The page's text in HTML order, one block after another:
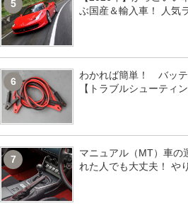
5
ぶ国産＆輸入車！ 人気
6
わかれば簡単！ バッ
【トラブルシューティン
7
マニュアル（MT）車の
れた人でも大丈夫！ や